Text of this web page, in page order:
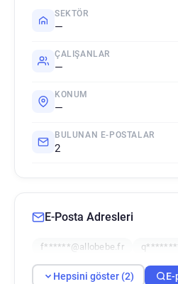
SEKTÖR
—
ÇALIŞANLAR
—
KONUM
—
BULUNAN E-POSTALAR
2
E-Posta Adresleri
f******@allobebe.fr
Hepsini göster (2) E-